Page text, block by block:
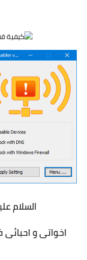
السلام
اخواتى و احبائى